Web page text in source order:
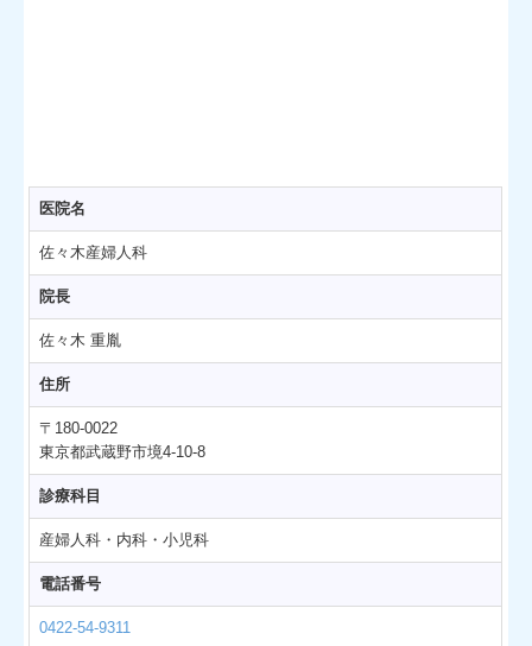
医院名
佐々木産婦人科
院長
佐々木 重胤
住所
〒180-0022
東京都武蔵野市境4-10-8
診療科目
産婦人科・内科・小児科
電話番号
0422-54-9311